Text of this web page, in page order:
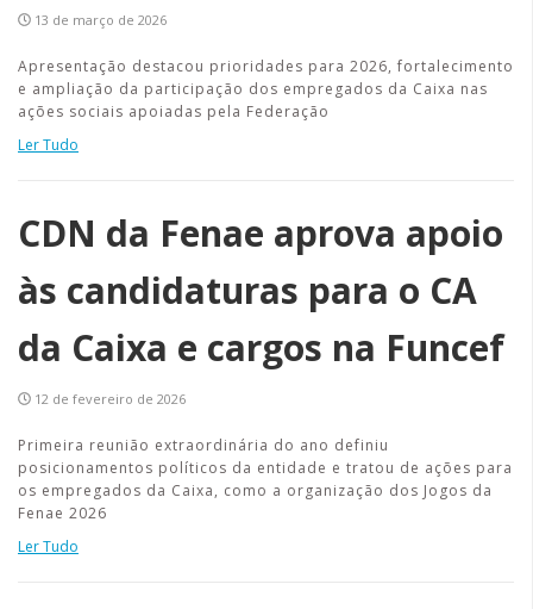
13 de março de 2026
Apresentação destacou prioridades para 2026, fortalecimento
e ampliação da participação dos empregados da Caixa nas
ações sociais apoiadas pela Federação
Ler Tudo
CDN da Fenae aprova apoio
às candidaturas para o CA
da Caixa e cargos na Funcef
12 de fevereiro de 2026
Primeira reunião extraordinária do ano definiu
posicionamentos políticos da entidade e tratou de ações para
os empregados da Caixa, como a organização dos Jogos da
Fenae 2026
Ler Tudo